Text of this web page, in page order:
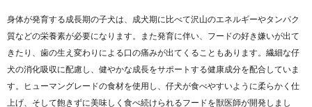
身体が発育する成長期の子犬は、成犬期に比べて沢山のエネルギーやタンパク
質などの栄養素が必要になります。また発育に伴い、フードの好き嫌いが出て
きたり、歯の生え変わりによる口の痛みが出てくることもあります。繊細な仔
犬の消化吸収に配慮し、健やかな成長をサポートする健康成分を配合していま
す。ヒューマングレードの食材を使用し、仔犬が食べやすいように柔らかく仕
上げ、そして飽きずに美味しく食べ続けられるフードを獣医師が開発しまし